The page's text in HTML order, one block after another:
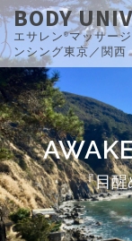
BODY
エサレン®マッサー
ンシング東京／関西
『目醒